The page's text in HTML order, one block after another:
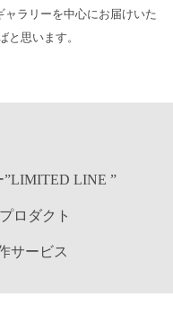
ラリーを中心にお届けいた
思います。
LINE ”
ロダクト
サービス